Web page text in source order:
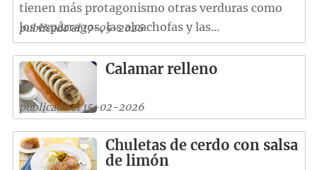
tienen más protagonismo otras verduras como
los espárragos, las alcachofas y las...
publicado el 17-05-2026
Calamar relleno
publicado el 15-02-2026
Chuletas de cerdo con salsa
de limón